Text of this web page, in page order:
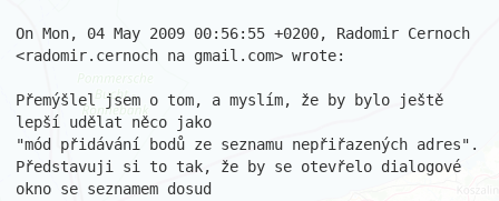
On Mon, 04 May 2009 00:56:55 +0200, Radomir Cernoch
<radomir.cernoch na gmail.com> wrote:
Přemýšlel jsem o tom, a myslím, že by bylo ještě
lepší udělat něco jako
"mód přidávání bodů ze seznamu nepřiřazených adres".
Představuji si to tak, že by se otevřelo dialogové
okno se seznamem dosud